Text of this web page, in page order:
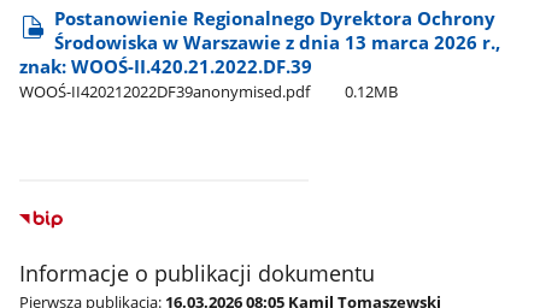
Postanowienie Regionalnego Dyrektora Ochrony
Środowiska w Warszawie z dnia 13 marca 2026 r.,
znak: WOOŚ-II.420.21.2022.DF.39
WOOŚ-II420212022DF39anonymised.pdf 0.12MB
Informacje o publikacji dokumentu
Pierwsza publikacja: 16.03.2026 08:05 Kamil Tomaszewski